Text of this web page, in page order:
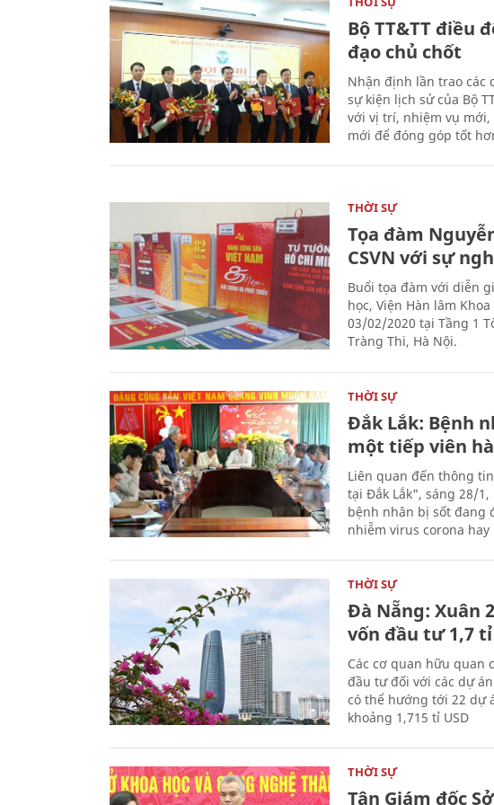
Bộ TT&TT điều
đạo chủ chốt
Nhận định lần trao các
sự kiện lịch sử của Bộ
với vị trí, nhiệm vụ mới,
mới để đóng góp tốt
THỜI SỰ
Tọa đàm
CSVN với sự
Buổi tọa đàm với diễn
học, Viện Hàn lâm
03/02/2020 tại Tầng 1
Tràng Thi, Hà Nội.
THỜI SỰ
Đắk Lắk: Bệnh
một tiếp viên
Liên quan đến thông
tại Đắk Lắk", sáng 28/
bệnh nhân bị sốt đang
nhiễm virus corona hay
THỜI SỰ
Đà Nẵng: Xuân
vốn đầu tư 1,7 tỉ
Các cơ quan hữu quan
đầu tư đối với các dự
có thể hướng tới 22 dự
khoảng 1,715 tỉ USD
THỜI SỰ
Tân Giám đốc